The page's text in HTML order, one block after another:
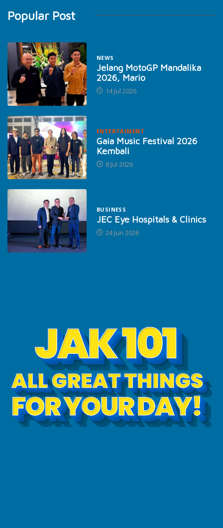
Popular Post
NEWS
Jelang MotoGP Mandalika
2026, Mario
14 Jul 2026
ENTERTAIMENT
Gaia Music Festival 2026
Kembali
8 Jul 2026
BUSINESS
JEC Eye Hospitals & Clinics
24 Jun 2026